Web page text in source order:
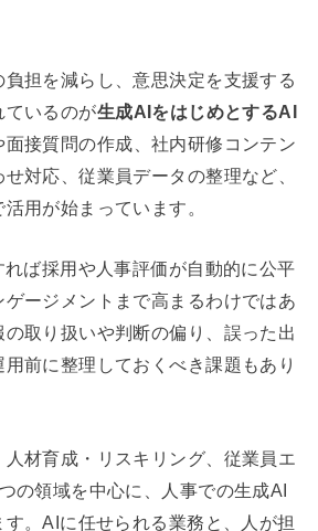
担を減らし、意思決定を支援する
ているのが生成AIをはじめとするAI
面接質問の作成、社内研修コンテン
対応、従業員データの整理など、
用が始まっています。
ば採用や人事評価が自動的に公平
ージメントまで高まるわけではあ
の取り扱いや判断の偏り、誤った出
前に整理しておくべき課題もあり
材育成・リスキリング、従業員エ
の領域を中心に、人事での生成AI
。AIに任せられる業務と、人が担